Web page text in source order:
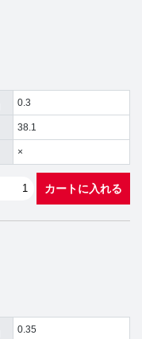
0.3
38.1
×
カートに入れる
0.35